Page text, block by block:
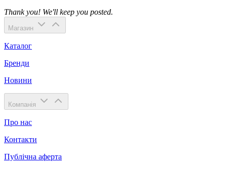
Thank you! We'll keep you posted.
Магазин
Каталог
Бренди
Новини
Компанія
Про нас
Контакти
Публічна аферта